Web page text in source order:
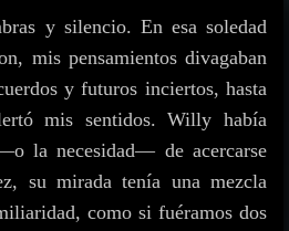
y silencio. En esa soledad
mis pensamientos divagaban
y futuros inciertos, hasta
mis sentidos. Willy había
la necesidad— de acercarse
su mirada tenía una mezcla
como si fuéramos dos